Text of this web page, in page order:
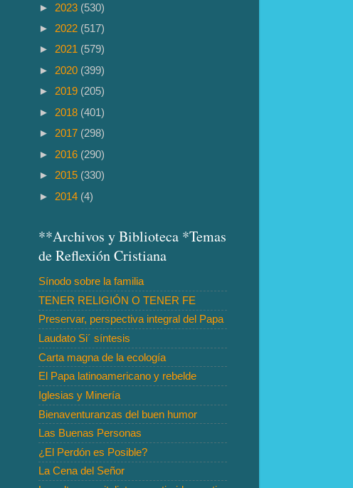
► 2023 (530)
► 2022 (517)
► 2021 (579)
► 2020 (399)
► 2019 (205)
► 2018 (401)
► 2017 (298)
► 2016 (290)
► 2015 (330)
► 2014 (4)
**Archivos y Biblioteca *Temas
de Reflexión Cristiana
Sínodo sobre la familia
TENER RELIGIÓN O TENER FE
Preservar, perspectiva integral del Papa
Laudato Si´ síntesis
Carta magna de la ecología
El Papa latinoamericano y rebelde
Iglesias y Minería
Bienaventuranzas del buen humor
Las Buenas Personas
¿El Perdón es Posible?
La Cena del Señor